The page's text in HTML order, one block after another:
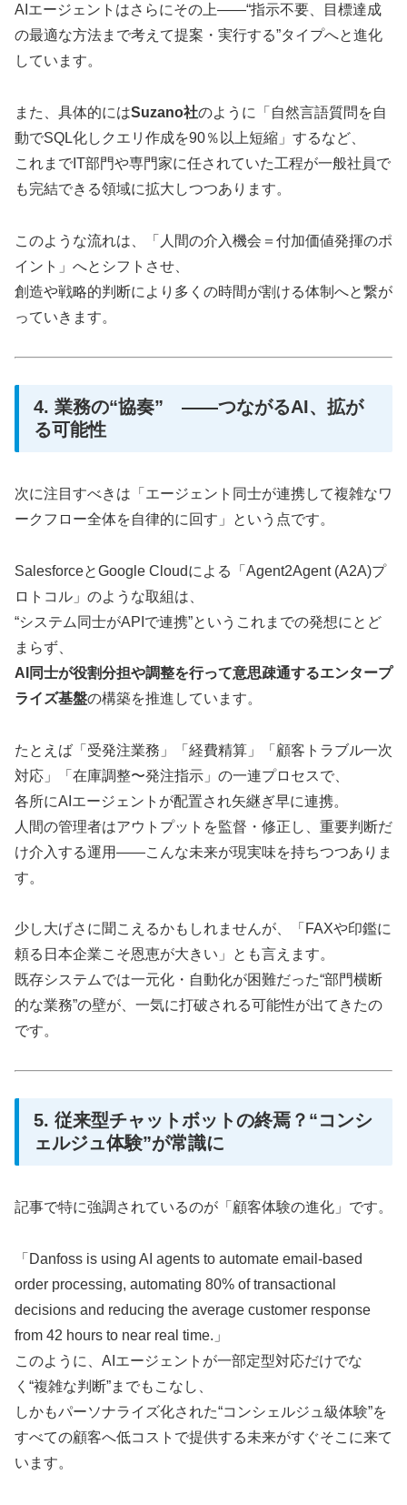
AIエージェントはさらにその上――“指示不要、目標達成
の最適な方法まで考えて提案・実行する”タイプへと進化
しています。
また、具体的にはSuzano社のように「自然言語質問を自
動でSQL化しクエリ作成を90％以上短縮」するなど、
これまでIT部門や専門家に任されていた工程が一般社員で
も完結できる領域に拡大しつつあります。
このような流れは、「人間の介入機会＝付加価値発揮のポ
イント」へとシフトさせ、
創造や戦略的判断により多くの時間が割ける体制へと繋が
っていきます。
4. 業務の“協奏” ――つながるAI、拡が
る可能性
次に注目すべきは「エージェント同士が連携して複雑なワ
ークフロー全体を自律的に回す」という点です。
SalesforceとGoogle Cloudによる「Agent2Agent (A2A)プ
ロトコル」のような取組は、
“システム同士がAPIで連携”というこれまでの発想にとど
まらず、
AI同士が役割分担や調整を行って意思疎通するエンタープ
ライズ基盤の構築を推進しています。
たとえば「受発注業務」「経費精算」「顧客トラブル一次
対応」「在庫調整〜発注指示」の一連プロセスで、
各所にAIエージェントが配置され矢継ぎ早に連携。
人間の管理者はアウトプットを監督・修正し、重要判断だ
け介入する運用――こんな未来が現実味を持ちつつありま
す。
少し大げさに聞こえるかもしれませんが、「FAXや印鑑に
頼る日本企業こそ恩恵が大きい」とも言えます。
既存システムでは一元化・自動化が困難だった“部門横断
的な業務”の壁が、一気に打破される可能性が出てきたの
です。
5. 従来型チャットボットの終焉？“コンシ
ェルジュ体験”が常識に
記事で特に強調されているのが「顧客体験の進化」です。
「Danfoss is using AI agents to automate email-based
order processing, automating 80% of transactional
decisions and reducing the average customer response
from 42 hours to near real time.」
このように、AIエージェントが一部定型対応だけでな
く“複雑な判断”までもこなし、
しかもパーソナライズ化された“コンシェルジュ級体験”を
すべての顧客へ低コストで提供する未来がすぐそこに来て
います。